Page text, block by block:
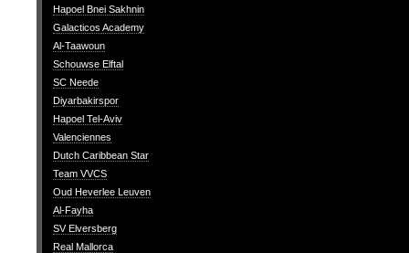
Hapoel Bnei Sakhnin
Galacticos Academy
Al-Taawoun
Schouwse Elftal
SC Neede
Diyarbakirspor
Hapoel Tel-Aviv
Valenciennes
Dutch Caribbean Star
Team VVCS
Oud Heverlee Leuven
Al-Fayha
SV Elversberg
Real Mallorca